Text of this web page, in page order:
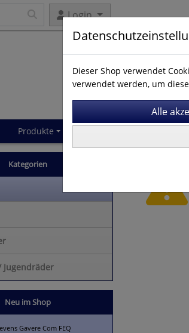
Login
Produkte
Kategorien
Jugendräder
Neu im Shop
Gavere Com FEQ
Dieser Shop verwendet
verwendet werden, um